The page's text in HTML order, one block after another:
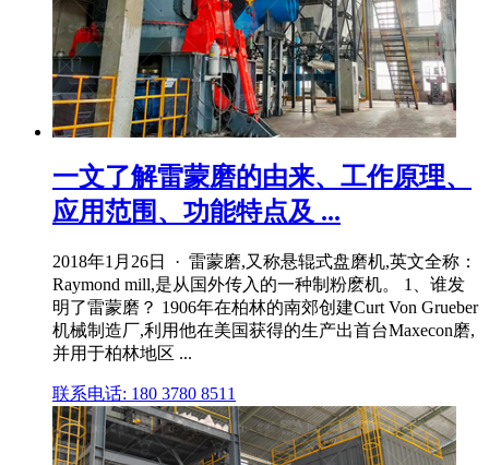
一文了解雷蒙磨的由来、工作原理、
应用范围、功能特点及 ...
2018年1月26日 · 雷蒙磨,又称悬辊式盘磨机,英文全称：
Raymond mill,是从国外传入的一种制粉麽机。 1、谁发
明了雷蒙磨？ 1906年在柏林的南郊创建Curt Von Grueber
机械制造厂,利用他在美国获得的生产出首台Maxecon磨,
并用于柏林地区 ...
联系电话: 180 3780 8511